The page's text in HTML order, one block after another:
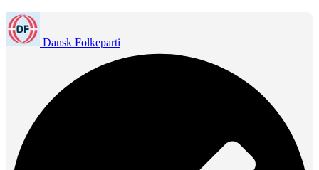
Dansk Folkeparti